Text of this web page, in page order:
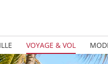
VOYAGE & VOL